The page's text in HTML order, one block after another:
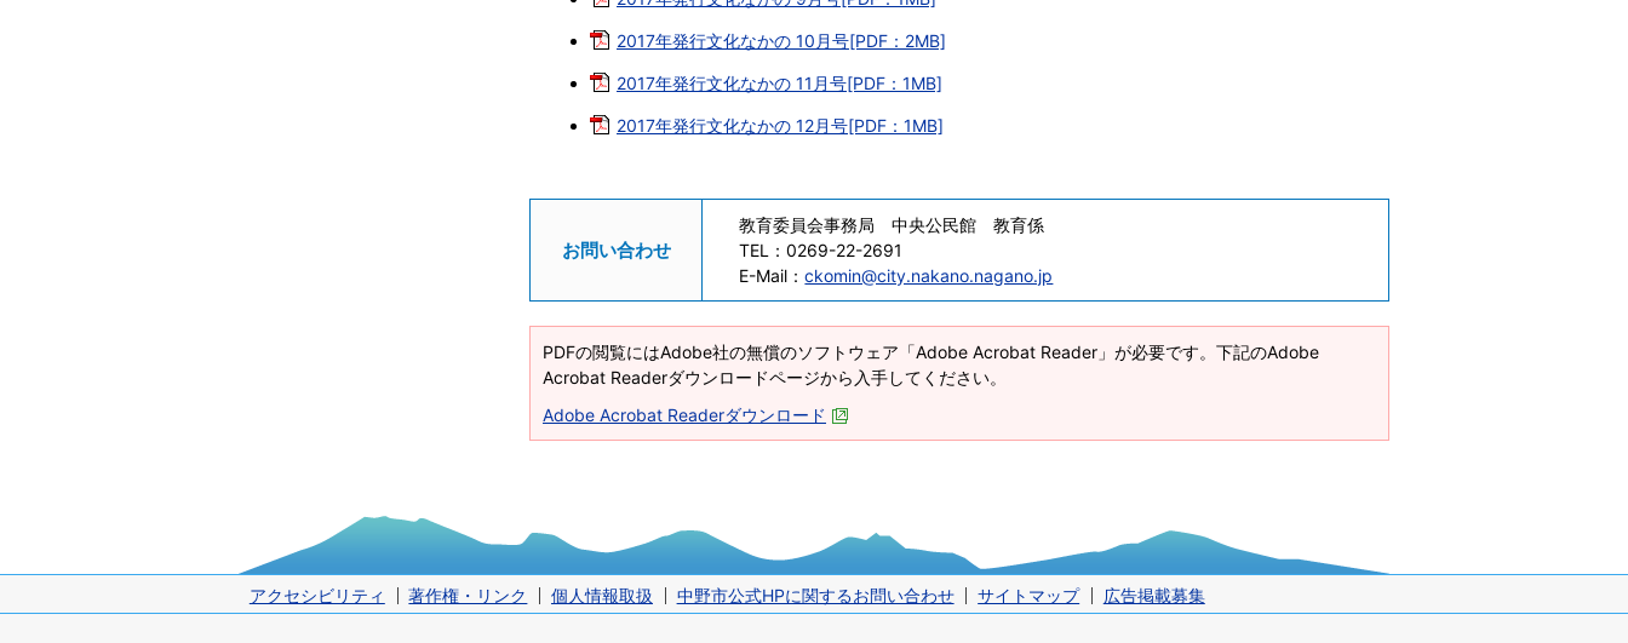
2017年発行文化なかの 10月号[PDF：2MB]
2017年発行文化なかの 11月号[PDF：1MB]
2017年発行文化なかの 12月号[PDF：1MB]
お問い合わせ
教育委員会事務局 中央公民館 教育係
TEL：0269-22-2691
E-Mail：ckomin@city.nakano.nagano.jp
PDFの閲覧にはAdobe社の無償のソフトウェア「Adobe Acrobat Reader」が必要です。下記のAdobe
Acrobat Readerダウンロードページから入手してください。
Adobe Acrobat Readerダウンロード
アクセシビリティ 著作権・リンク 個人情報取扱 中野市公式HPに関するお問い合わせ サイトマップ 広告掲載募集